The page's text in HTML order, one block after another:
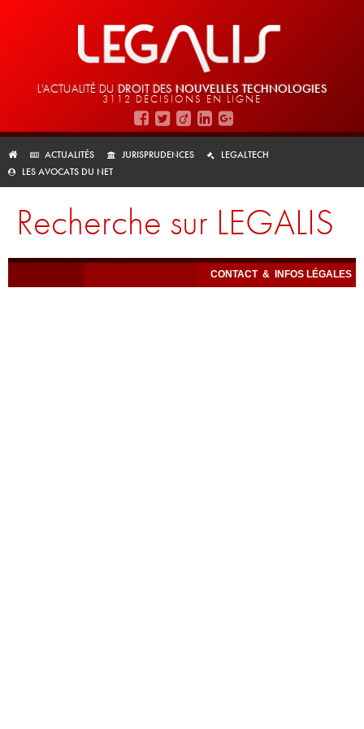
L'ACTUALITÉ DU DROIT DES NOUVELLES TECHNOLOGIES
3112 DÉCISIONS EN LIGNE
ACTUALITÉS JURISPRUDENCES
LEGALTECH
LES AVOCATS DU NET
Recherche sur LEGALIS
CONTACT & INFOS LÉGALES